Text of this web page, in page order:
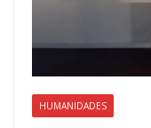
HUMANIDADES